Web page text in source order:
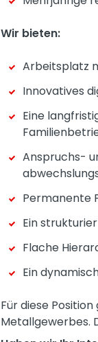
Wir bieten:
Arbeitsplatz
Innovatives
Eine
Anspruchs-
Permanente
Ein
Flache
Ein
Für diese
Metallgewerbes.